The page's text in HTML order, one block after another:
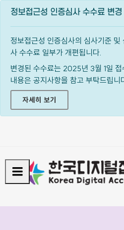
정보접근성 인증심사 수수료 변경
정보접근성 인증심사의 심사기준 및
사 수수료 일부가 개편됩니다.
변경된 수수료는 2025년 3월 1일
내용은 공지사항을 참고 부탁드립니
자세히 보기